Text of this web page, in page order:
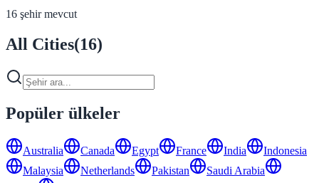
16 şehir mevcut
All Cities(16)
Popüler ülkeler
Australia Canada Egypt France India
Indonesia
Malaysia
Netherlands Pakistan
Saudi Arabia